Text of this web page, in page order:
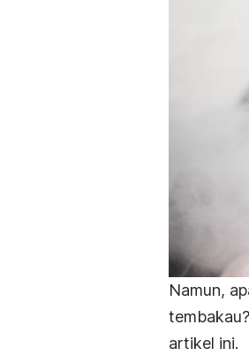
Namun,
tembakau
artikel ini.